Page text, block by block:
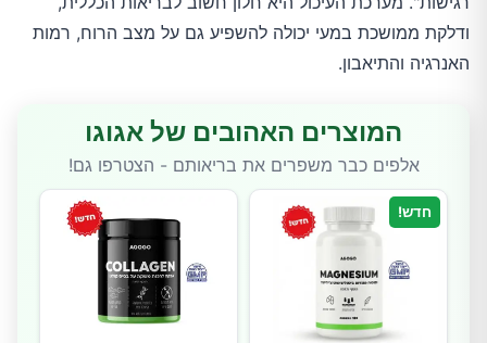
ודלקת ממושכת במעי יכולה להשפיע גם על מצב הרוח, רמות
האנרגיה והתיאבון.
המוצרים האהובים של אגוגו
אלפים כבר משפרים את בריאותם - הצטרפו גם!
חדש!